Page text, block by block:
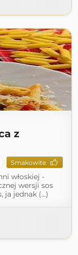
z
Smakowite
włoskiej -
wersji sos
jednak (...)